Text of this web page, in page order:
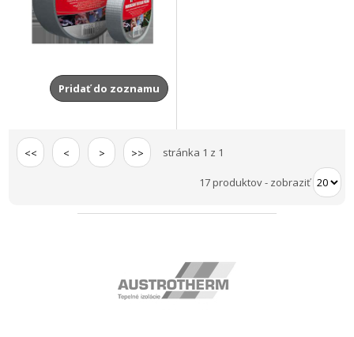
Pridať do zoznamu
<< < > >> stránka 1 z 1
17 produktov- zobraziť